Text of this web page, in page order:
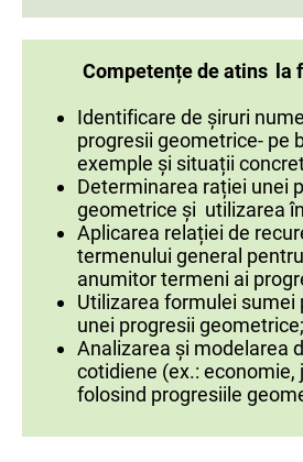
Competențe de atins la
Identificare de șiruri
progresii geometrice- pe
exemple și situații
Determinarea rației unei
geometrice și utilizarea
Aplicarea relației de
termenului general
anumitor termeni ai
Utilizarea formulei sumei
unei progresii geometrice;
Analizarea și modelarea
cotidiene (ex.: economie,
folosind progresiile